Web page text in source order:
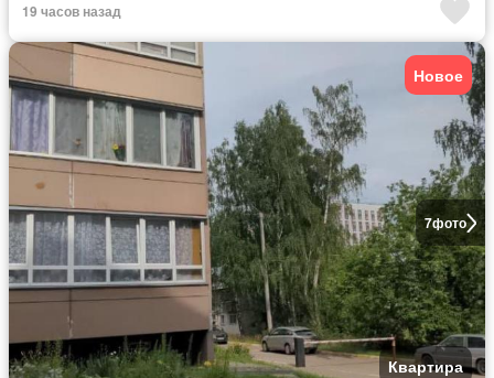
19 часов назад
7фото
Новое
Квартира